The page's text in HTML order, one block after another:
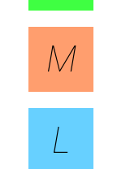
M
L